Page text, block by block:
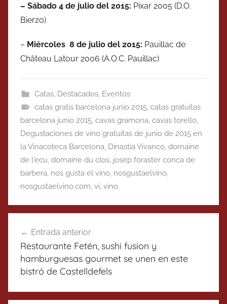
– Sábado 4 de julio del 2015: Pixar 2005 (D.O.
Bierzo)
– Miércoles 8 de julio del 2015: Pauillac de
Château Latour 2006 (A.O.C. Pauillac)
Catas, Destacados, Eventos
catas gratis barcelona junio 2015, catas gratuitas
barcelona junio 2015, cavas gramona, cavas torello,
Degustaciones de vino gratuitas de junio de 2015 en
la Vinacoteca Barcelona, Dinastía Vivanco, domaine
de l'ecu, domaine du clos, josep foraster conca de
barbera, nos gusta el vino, nosgustaelvino,
nosgustaelvino.com, vi, vino
de
entradas
Entrada anterior
Restaurante Fetén, sushi fusion y
hamburguesas gourmet se unen en este
bistró de Castelldefels